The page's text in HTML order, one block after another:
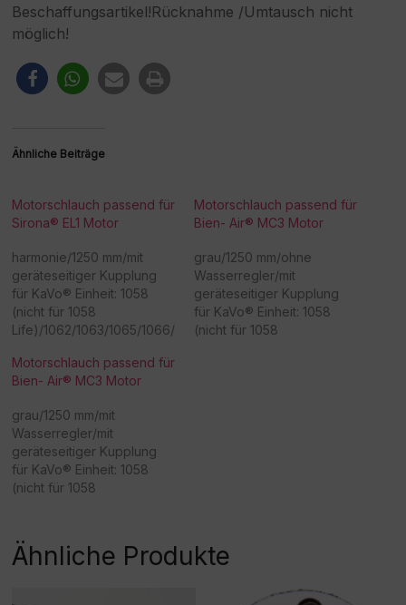
Beschaffungsartikel!Rücknahme /Umtausch nicht
möglich!
Ähnliche Beiträge
Motorschlauch passend für
Sirona® EL1 Motor
harmonie/1250 mm/mit
geräteseitiger Kupplung
für KaVo® Einheit: 1058
(nicht für 1058
Life)/1062/1063/1065/1066/
Sonderanfertigung! Bitte
beachten Sie, dass eine
dieser Ware nicht möglich
ist. Vielen Dank für Ihr
Verständnis! -
Beschaffungsartikel!Rückn
ahme /Umtausch nicht
Motorschlauch passend für
Bien- Air® MC3 Motor
grau/1250 mm/ohne
Wasserregler/mit
geräteseitiger Kupplung
für KaVo® Einheit: 1058
(nicht für 1058
Motorschlauch passend für
Bien- Air® MC3 Motor
grau/1250 mm/mit
Wasserregler/mit
geräteseitiger Kupplung
für KaVo® Einheit: 1058
(nicht für 1058
Sonderanfertigung! Bitte
beachten Sie, dass eine
Ähnliche Produkte